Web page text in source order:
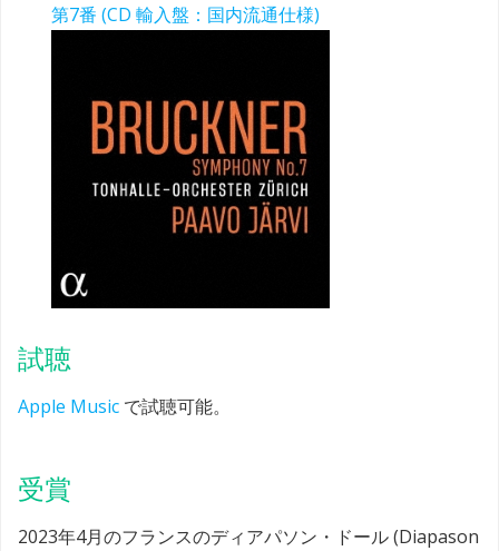
第7番 (CD 輸入盤：国内流通仕様)
試聴
Apple Music で試聴可能。
受賞
2023年4月のフランスのディアパソン・ドール (Diapason